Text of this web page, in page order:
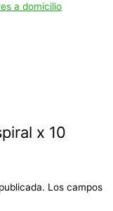
a domicilio
x 10
Los campos